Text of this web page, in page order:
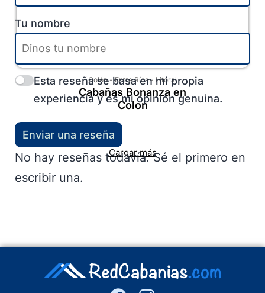
Colón-Entre Ríos- Litoral
Cabañas Bonanza en
Colón
Cargar más
Tu nombre
Esta reseña se basa en mi propia
experiencia y es mi opinión genuina.
Enviar una reseña
No hay reseñas todavía. Sé el primero en
escribir una.